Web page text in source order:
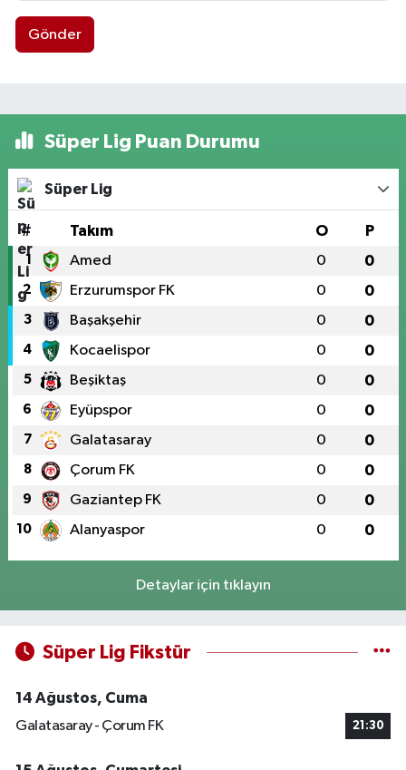
Gönder
Süper Lig Puan Durumu
Süper Lig
# Takım O P
1 Amed 0 0
2 Erzurumspor FK 0 0
3 Başakşehir 0 0
4 Kocaelispor 0 0
5 Beşiktaş 0 0
6 Eyüpspor 0 0
7 Galatasaray 0 0
8 Çorum FK 0 0
9 Gaziantep FK 0 0
10 Alanyaspor 0 0
Detaylar için tıklayın
Süper Lig Fikstür
14 Ağustos, Cuma
Galatasaray - Çorum FK
21:30